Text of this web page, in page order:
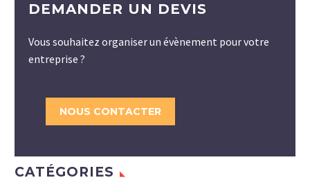
DEMANDER UN DEVIS
Vous souhaitez organiser un évènement pour votre
entreprise ?
NOUS CONTACTER
CATÉGORIES